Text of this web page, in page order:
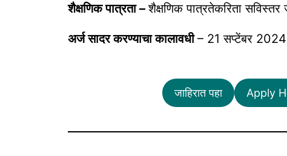
शैक्षणिक पात्रता –शैक्षणिक पात्रतेकरिता सविस्तर
अर्ज सादर करण्याचा कालावधी– 21 सप्टेंबर 2024
जाहिरात पहा Apply